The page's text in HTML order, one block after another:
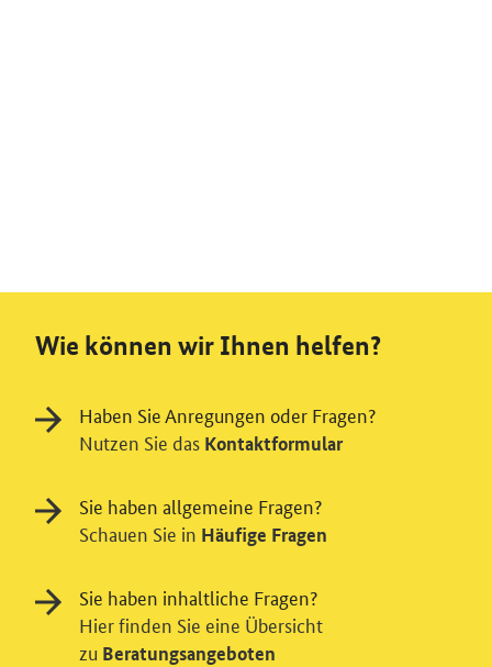
Wie können wir Ihnen helfen?
Haben Sie Anregungen oder Fragen?
Nutzen Sie das Kontaktformular
Sie haben allgemeine Fragen?
Schauen Sie in Häufige Fragen
Sie haben inhaltliche Fragen?
Hier finden Sie eine Übersicht
zu Beratungsangeboten